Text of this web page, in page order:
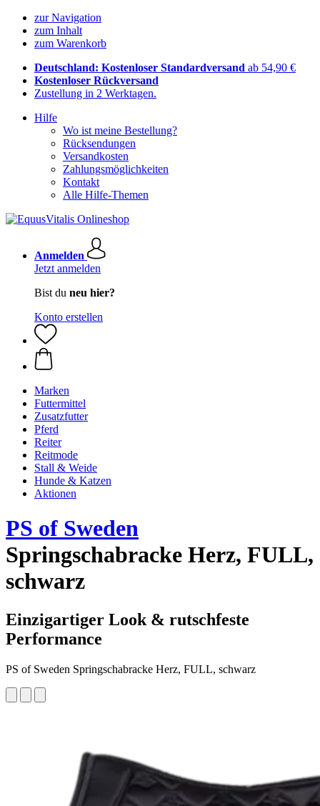
zur Navigation
zum Inhalt
zum Warenkorb
Deutschland: Kostenloser Standardversand ab 54,90 €
Kostenloser Rückversand
Zustellung in 2 Werktagen.
Hilfe
Wo ist meine Bestellung?
Rücksendungen
Versandkosten
Zahlungsmöglichkeiten
Kontakt
Alle Hilfe-Themen
Anmelden
Jetzt anmelden
Bist du neu hier?
Konto erstellen
Marken
Futtermittel
Zusatzfutter
Pferd
Reiter
Reitmode
Stall & Weide
Hunde & Katzen
Aktionen
PS of Sweden
Springschabracke Herz, FULL,
schwarz
Einzigartiger Look & rutschfeste
Performance
PS of Sweden Springschabracke Herz, FULL, schwarz